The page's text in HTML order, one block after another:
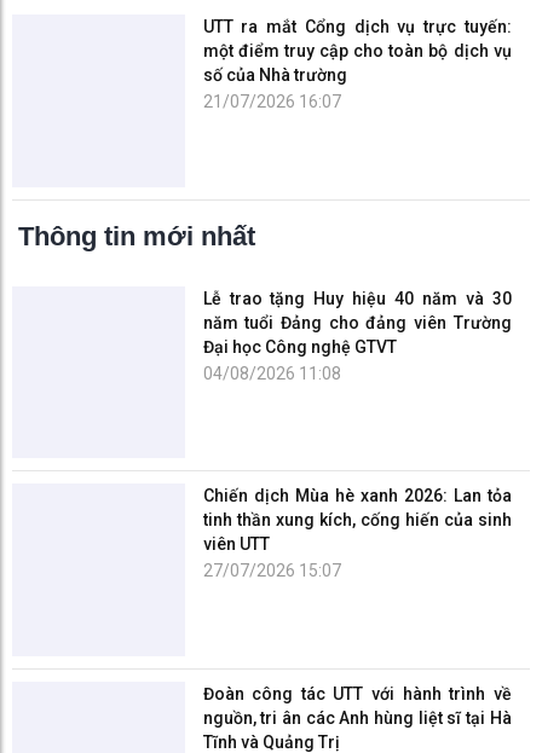
UTT ra mắt Cổng dịch vụ trực tuyến:
một điểm truy cập cho toàn bộ dịch vụ
số của Nhà trường
21/07/2026 16:07
Thông tin mới nhất
Lễ trao tặng Huy hiệu 40 năm và 30
năm tuổi Đảng cho đảng viên Trường
Đại học Công nghệ GTVT
04/08/2026 11:08
Chiến dịch Mùa hè xanh 2026: Lan tỏa
tinh thần xung kích, cống hiến của sinh
viên UTT
27/07/2026 15:07
Đoàn công tác UTT với hành trình về
nguồn, tri ân các Anh hùng liệt sĩ tại Hà
Tĩnh và Quảng Trị